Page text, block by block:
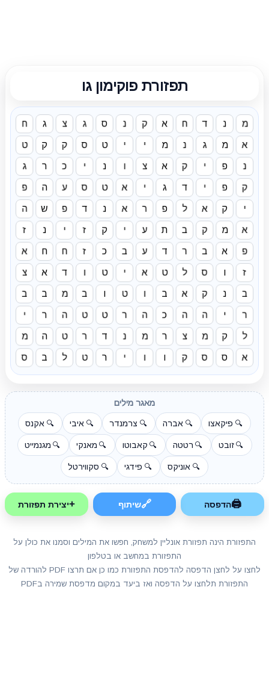
תפזורת פוקימון גו
מ נ ד ח א ק נ ס ג צ ג ח
א מ ג נ מ י י ט ס ק ק ט
נ פ י ק א צ ו נ י כ ר ג
ק פ י ד ג י א ט ס ע ה פ
י ק א ל פ ר א נ ד פ ש ה
א מ ק ב ת ע י ק ז י נ ז
פ א ב ר ד ע ב כ ז ח ח א
ז ו ס ל ט א י ט ו ד א צ
ב נ ק א ב ו ט ו ב מ ב ב
ר י ה ה כ ה ר ט ט ה ר י
ל ק מ צ ר מ נ ד ר ט ה מ
א ס ס ק ו ו י ר ט ל ב ס
מאגר מילים
🔍 פיקאצו 🔍 אברה 🔍 צרמנדר 🔍 איבי 🔍 אקנס
🔍 זובט 🔍 רטטה 🔍 קאבוטו 🔍 מאנקי 🔍 מגנמייט
🔍 אוניקס 🔍 פידגי 🔍 סקווירטל
🖨הדפסה 🔗שיתוף +יצירת תפזורת
התפזורת הינה תפזורת אונליין למשחק, חפשו את המילים וסמנו את כולן על
התפזורת במחשב או בטלפון
לחצו על לחצן הדפסה להדפסת התפזורת כמו כן אם תרצו PDF להורדה של
התפזורת תלחצו על הדפסה ואז ביעד במקום מדפסת שמירה בPDF